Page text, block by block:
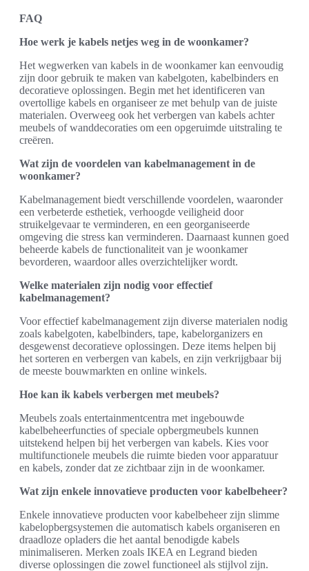
FAQ
Hoe werk je kabels netjes weg in de woonkamer?
Het wegwerken van kabels in de woonkamer kan eenvoudig
zijn door gebruik te maken van kabelgoten, kabelbinders en
decoratieve oplossingen. Begin met het identificeren van
overtollige kabels en organiseer ze met behulp van de juiste
materialen. Overweeg ook het verbergen van kabels achter
meubels of wanddecoraties om een opgeruimde uitstraling te
creëren.
Wat zijn de voordelen van kabelmanagement in de
woonkamer?
Kabelmanagement biedt verschillende voordelen, waaronder
een verbeterde esthetiek, verhoogde veiligheid door
struikelgevaar te verminderen, en een georganiseerde
omgeving die stress kan verminderen. Daarnaast kunnen goed
beheerde kabels de functionaliteit van je woonkamer
bevorderen, waardoor alles overzichtelijker wordt.
Welke materialen zijn nodig voor effectief
kabelmanagement?
Voor effectief kabelmanagement zijn diverse materialen nodig
zoals kabelgoten, kabelbinders, tape, kabelorganizers en
desgewenst decoratieve oplossingen. Deze items helpen bij
het sorteren en verbergen van kabels, en zijn verkrijgbaar bij
de meeste bouwmarkten en online winkels.
Hoe kan ik kabels verbergen met meubels?
Meubels zoals entertainmentcentra met ingebouwde
kabelbeheerfuncties of speciale opbergmeubels kunnen
uitstekend helpen bij het verbergen van kabels. Kies voor
multifunctionele meubels die ruimte bieden voor apparatuur
en kabels, zonder dat ze zichtbaar zijn in de woonkamer.
Wat zijn enkele innovatieve producten voor kabelbeheer?
Enkele innovatieve producten voor kabelbeheer zijn slimme
kabelopbergsystemen die automatisch kabels organiseren en
draadloze opladers die het aantal benodigde kabels
minimaliseren. Merken zoals IKEA en Legrand bieden
diverse oplossingen die zowel functioneel als stijlvol zijn.